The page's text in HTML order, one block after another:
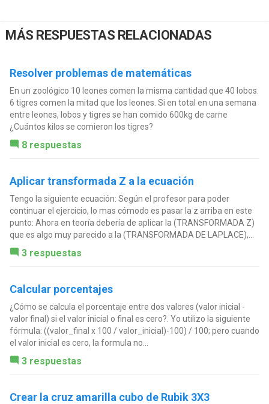
MÁS RESPUESTAS RELACIONADAS
Resolver problemas de matemáticas
En un zoológico 10 leones comen la misma cantidad que 40 lobos.
6 tigres comen la mitad que los leones. Si en total en una semana
entre leones, lobos y tigres se han comido 600kg de carne
¿Cuántos kilos se comieron los tigres?
8 respuestas
Aplicar transformada Z a la ecuación
Tengo la siguiente ecuación: Según el profesor para poder
continuar el ejercicio, lo mas cómodo es pasar la z arriba en este
punto: Ahora en teoría debería de aplicar la (TRANSFORMADA Z)
que es algo muy parecido a la (TRANSFORMADA DE LAPLACE),...
3 respuestas
Calcular porcentajes
¿Cómo se calcula el porcentaje entre dos valores (valor inicial -
valor final) si el valor inicial o final es cero?. Yo utilizo la siguiente
fórmula: ((valor_final x 100 / valor_inicial)-100) / 100; pero cuando
el valor inicial es cero, la formula no...
3 respuestas
Crear la cruz amarilla cubo de Rubik 3X3